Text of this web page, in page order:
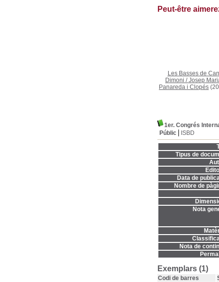
Peut-être
Les Basses de Can
Dimoni /Josep
Panareda i Clopés
1er. Congrés
Públic
ISBD
Tipus de
Data de
Nombre de
Nota
Nota de
Exemplars (1)
Codi de barres